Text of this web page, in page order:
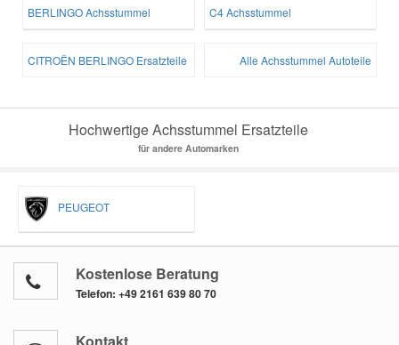
BERLINGO Achsstummel C4 Achsstummel
CITROËN BERLINGO Ersatzteile Alle Achsstummel Autoteile
Hochwertige Achsstummel Ersatzteile
für andere Automarken
PEUGEOT
Kostenlose Beratung
Telefon: +49 2161 639 80 70
Kontakt